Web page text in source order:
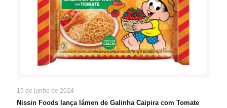
19 de junho de 2024
Nissin Foods lança lámen de Galinha Caipira com Tomate